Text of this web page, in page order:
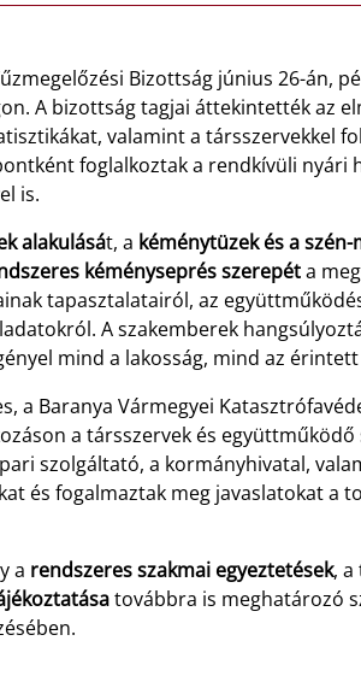
Bizottság június 26-án,
A bizottság tagjai áttekintették az
valamint a társszervekkel
foglalkoztak a rendkívüli nyári
is.
alakulását, a kéménytüzek és a
kéményseprés szerepéta
tapasztalatairól, az
A szakemberek
mind a lakosság, mind az
a Baranya Vármegyei
a társszervek és együttműködő
szolgáltató, a kormányhivatal,
és fogalmaztak meg javaslatokat a
a rendszeres szakmai egyeztetések, a
továbbra is meghatározó